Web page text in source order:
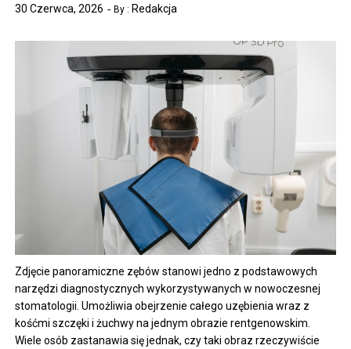
30 Czerwca, 2026 By : Redakcja
Zdjęcie panoramiczne zębów stanowi jedno z podstawowych
narzędzi diagnostycznych wykorzystywanych w nowoczesnej
stomatologii. Umożliwia obejrzenie całego uzębienia wraz z
kośćmi szczęki i żuchwy na jednym obrazie rentgenowskim.
Wiele osób zastanawia się jednak, czy taki obraz rzeczywiście